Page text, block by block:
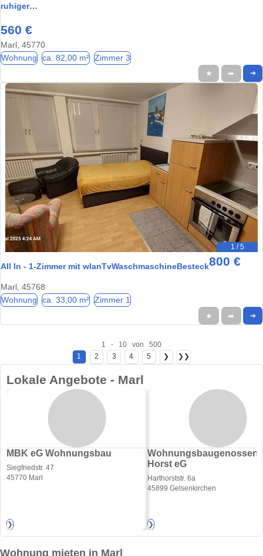
ruhiger…
560 €
Marl, 45770
Wohnung ca. 82,00 m² Zimmer 3
★ ➦ ➜
1 / 5
All In - 1-Zimmer mit wlanTvWaschmaschineBesteck800 €
Marl, 45768
Wohnung ca. 33,00 m² Zimmer 1
★ ➦ ➜
1 - 10 von 500
1
2 3 4 5 ❯ ❯❯
Lokale Angebote - Marl
MBK eG Wohnungsbau
Siegfriedstr. 47
45770 Marl
❯
Horst eG
Harthorststr. 6a
45899 Gelsenkirchen
❯
Wohnung mieten in Marl